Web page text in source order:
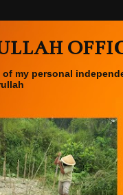
of my personal